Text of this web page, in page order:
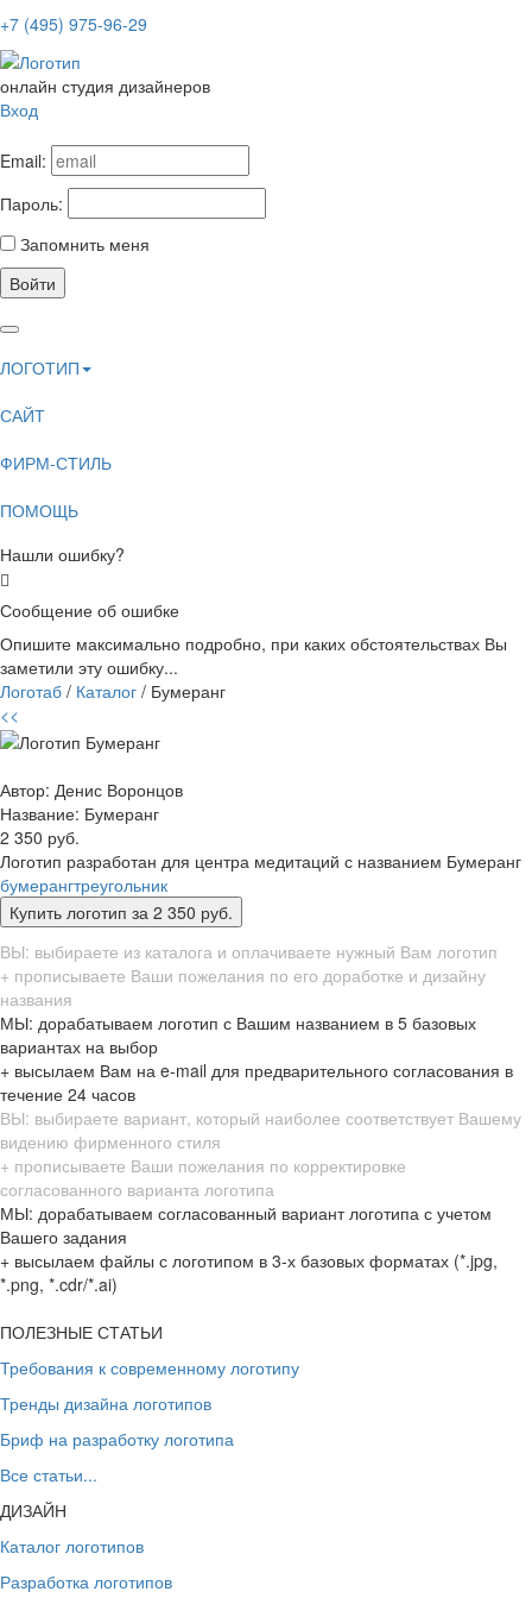
+7 (495) 975-96-29
онлайн студия дизайнеров
Вход
Email:
Пароль:
Запомнить меня
Войти
ЛОГОТИП
САЙТ
ФИРМ-СТИЛЬ
ПОМОЩЬ
Нашли ошибку?
Сообщение об ошибке
Опишите максимально подробно, при каких обстоятельствах Вы
заметили эту ошибку...
Логотаб / Каталог / Бумеранг
<<
Автор: Денис Воронцов
Название: Бумеранг
2 350 руб.
Логотип разработан для центра медитаций с названием Бумеранг
бумерангтреугольник
ВЫ: выбираете из каталога и оплачиваете нужный Вам логотип
+ прописываете Ваши пожелания по его доработке и дизайну
названия
МЫ: дорабатываем логотип с Вашим названием в 5 базовых
вариантах на выбор
+ высылаем Вам на e-mail для предварительного согласования в
течение 24 часов
ВЫ: выбираете вариант, который наиболее соответствует Вашему
видению фирменного стиля
+ прописываете Ваши пожелания по корректировке
согласованного варианта логотипа
МЫ: дорабатываем согласованный вариант логотипа с учетом
Вашего задания
+ высылаем файлы с логотипом в 3-х базовых форматах (*.jpg,
*.png, *.cdr/*.ai)
ПОЛЕЗНЫЕ СТАТЬИ
Требования к современному логотипу
Тренды дизайна логотипов
Бриф на разработку логотипа
Все статьи...
ДИЗАЙН
Каталог логотипов
Разработка логотипов